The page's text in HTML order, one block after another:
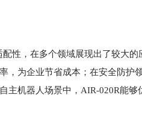
性，在多个领域展现出了较大
，为企业节省成本；在安全防护
主机器人场景中，AIR-020R能